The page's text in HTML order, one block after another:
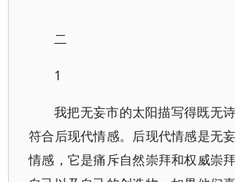
二
1
我把无妄市的太阳描写得既无
符合后现代情感。后现代情感是无
情感，它是痛斥自然崇拜和权威崇